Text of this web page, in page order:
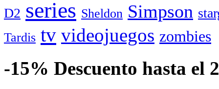
D2 series Sheldon Simpson
Tardis tv videojuegos zombies
-15% Descuento hasta el